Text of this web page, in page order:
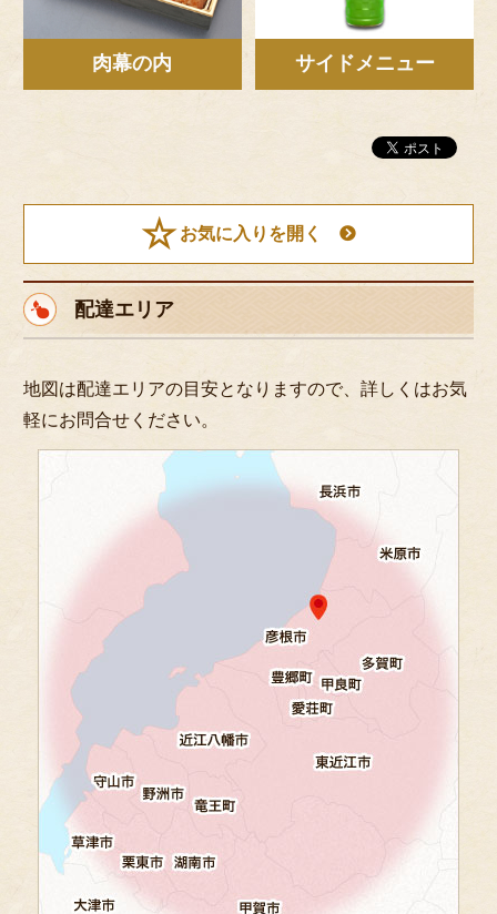
よくあるご質問
お問い合わせ
サイトマップ
肉幕の内 サイドメニュー
お気に入りを開く
配達エリア
地図は配達エリアの目安となりますので、詳しくはお気
軽にお問合せください。